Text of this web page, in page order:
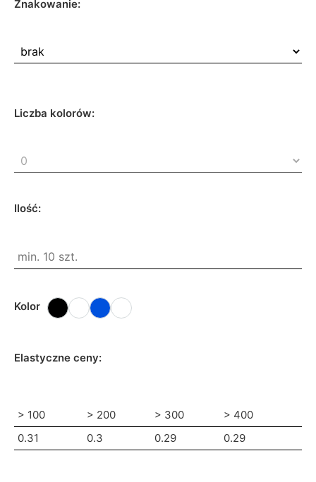
Znakowanie:
Liczba kolorów:
Ilość:
Kolor
Elastyczne ceny:
> 100 > 200 > 300
> 400
0.31
0.3 0.29 0.29